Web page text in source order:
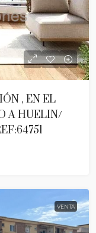
, EN EL
A HUELIN/
VENTA